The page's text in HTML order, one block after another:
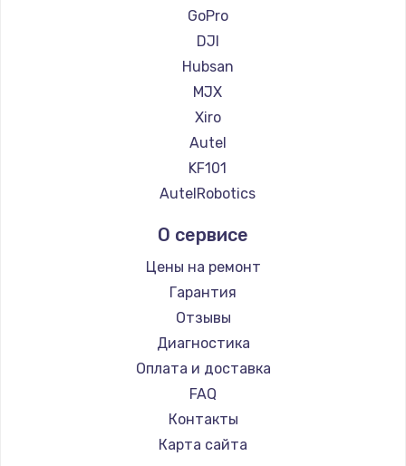
GoPro
DJI
Hubsan
MJX
Xiro
Autel
KF101
AutelRobotics
О сервисе
Цены на ремонт
Гарантия
Отзывы
Диагностика
Оплата и доставка
FAQ
Контакты
Карта сайта